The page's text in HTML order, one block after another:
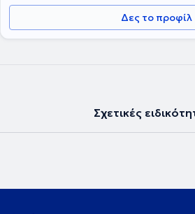
Δες το προφίλ
Σχετικές